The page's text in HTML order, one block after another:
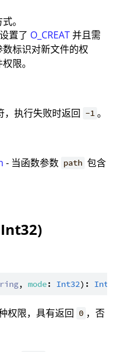
。
设置了 O_CREAT并且需
数标识对新文件的权
限。
，执行失败时返回 -1 。
- 当函数参数 path 包含
, mode: Int32): Int32
权限，具有返回 0 ，否